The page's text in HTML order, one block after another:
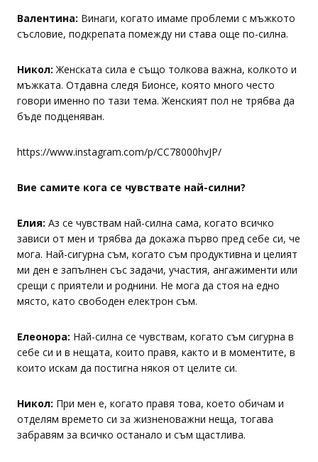
Валентина: Винаги, когато имаме проблеми с мъжкото
съсловие, подкрепата помежду ни става още по-силна.
Никол: Женската сила е също толкова важна, колкото и
мъжката. Отдавна следя Бионсе, която много често
говори именно по тази тема. Женският пол не трябва да
бъде подценяван.
https://www.instagram.com/p/CC78000hvJP/
Вие самите кога се чувствате най-силни?
Елия: Аз се чувствам най-силна сама, когато всичко
зависи от мен и трябва да докажа първо пред себе си, че
мога. Най-сигурна съм, когато съм продуктивна и целият
ми ден е запълнен със задачи, участия, ангажименти или
срещи с приятели и роднини. Не мога да стоя на едно
място, като свободен електрон съм.
Елеонора: Най-силна се чувствам, когато съм сигурна в
себе си и в нещата, които правя, както и в моментите, в
които искам да постигна някоя от целите си.
Никол: При мен е, когато правя това, което обичам и
отделям времето си за жизненоважни неща, тогава
забравям за всичко останало и съм щастлива.